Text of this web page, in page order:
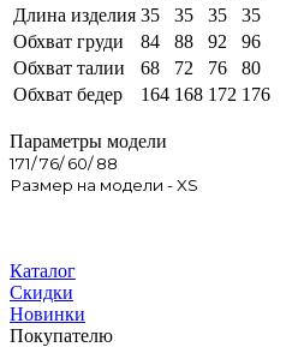
Длина изделия 35 35 35
35
Обхват груди
84 88 92
96
Обхват талии
68 72 76
80
Обхват бедер
164 168 172 176
Параметры модели
171/ 76/ 60/ 88
Размер на модели - XS
Каталог
Скидки
Новинки
Покупателю